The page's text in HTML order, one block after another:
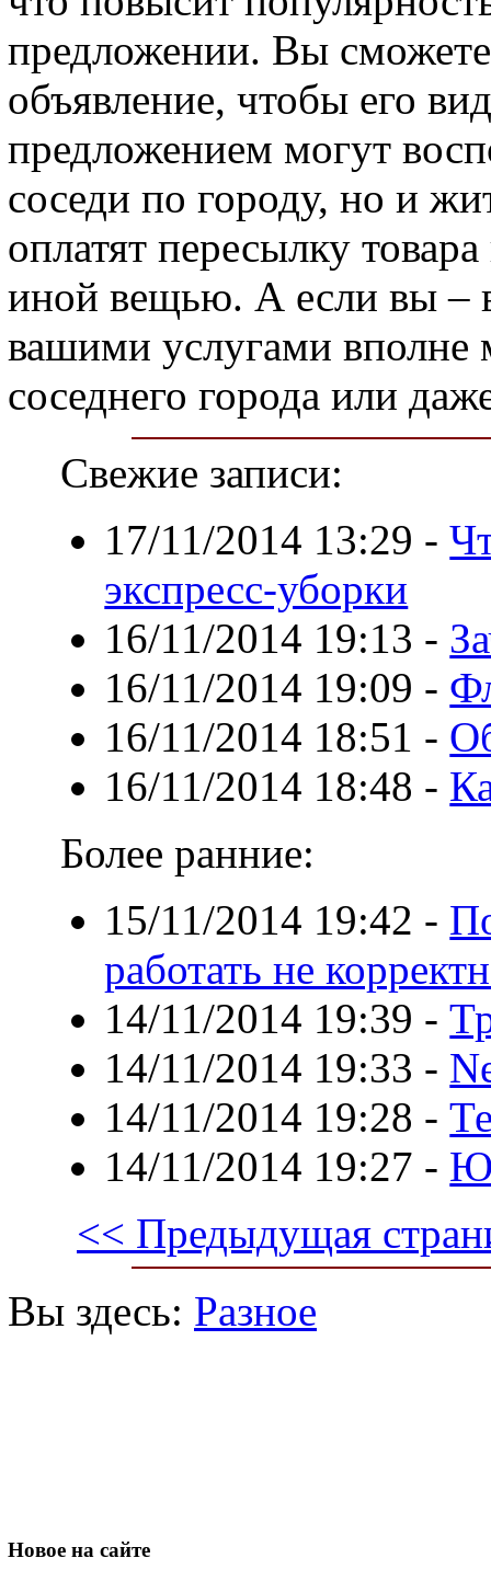
предложении. Вы сможете
объявление, чтобы его
предложением могут
соседи по городу, но и
оплатят пересылку
иной вещью. А если вы –
вашими услугами вполне
соседнего города или
Свежие записи:
17/11/2014 13:29 -
экспресс-уборки
16/11/2014 19:13 -
16/11/2014 19:09 -
16/11/2014 18:51 -
16/11/2014 18:48 -
Более ранние:
15/11/2014 19:42 -
работать не
14/11/2014 19:39 -
14/11/2014 19:33 -
14/11/2014 19:28 -
14/11/2014 19:27 -
<< Предыдущая
Вы здесь: Разное
Новое на сайте